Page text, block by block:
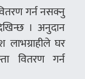
गर्न नसक्नु
। अनुदान
लाभग्राहीले घर
वितरण गर्न